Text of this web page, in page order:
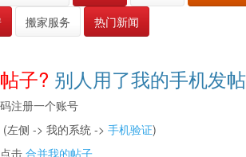
搬家服务 热门新闻
子? 别人用了我的手机发
注册一个账号
(左侧 -> 我的系统 ->手机验证)
击合并我的帖子